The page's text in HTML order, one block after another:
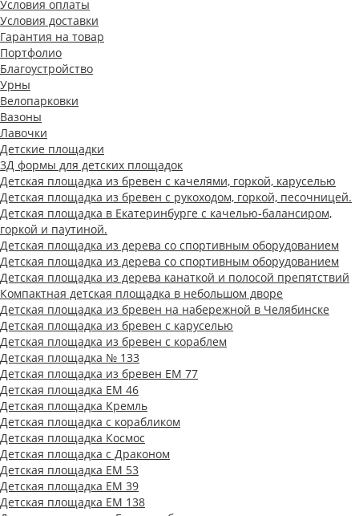
Условия оплаты
Условия доставки
Гарантия на товар
Портфолио
Благоустройство
Урны
Велопарковки
Вазоны
Лавочки
Детские площадки
3Д формы для детских площадок
Детская площадка из бревен с качелями, горкой, каруселью
Детская площадка из бревен с рукоходом, горкой, песочницей.
Детская площадка в Екатеринбурге с качелью-балансиром,
горкой и паутиной.
Детская площадка из дерева со спортивным оборудованием
Детская площадка из дерева со спортивным оборудованием
Детская площадка из дерева канаткой и полосой препятствий
Компактная детская площадка в небольшом дворе
Детская площадка из бревен на набережной в Челябинске
Детская площадка из бревен с каруселью
Детская площадка из бревен с кораблем
Детская площадка № 133
Детская площадка из бревен ЕМ 77
Детская площадка ЕМ 46
Детская площадка Кремль
Детская площадка с корабликом
Детская площадка Космос
Детская площадка с Драконом
Детская площадка ЕМ 53
Детская площадка ЕМ 39
Детская площадка ЕМ 138